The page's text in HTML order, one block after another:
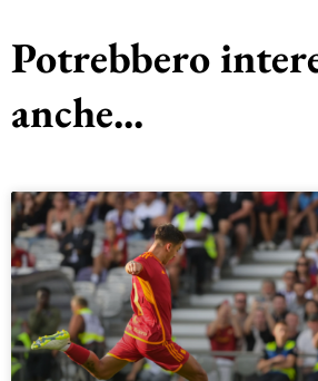
Potrebbero
anche...